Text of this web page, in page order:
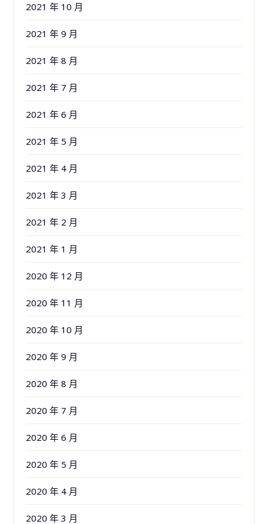
2021 年 10 月
2021 年 9 月
2021 年 8 月
2021 年 7 月
2021 年 6 月
2021 年 5 月
2021 年 4 月
2021 年 3 月
2021 年 2 月
2021 年 1 月
2020 年 12 月
2020 年 11 月
2020 年 10 月
2020 年 9 月
2020 年 8 月
2020 年 7 月
2020 年 6 月
2020 年 5 月
2020 年 4 月
2020 年 3 月